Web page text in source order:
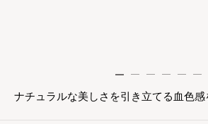
ナチュラルな美しさを引き立てる血色